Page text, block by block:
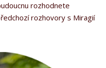
rozhodnete
rozhovory s Miragií